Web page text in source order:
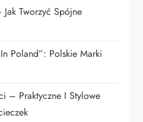
Tworzyć Spójne
Poland”: Polskie Marki
– Praktyczne I Stylowe